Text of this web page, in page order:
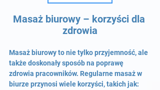
Masaż biurowy – korzyści dla
zdrowia
Masaż biurowy to nie tylko przyjemność, ale
także doskonały sposób na poprawę
zdrowia pracowników. Regularne masaż w
biurze przynosi wiele korzyści, takich jak: